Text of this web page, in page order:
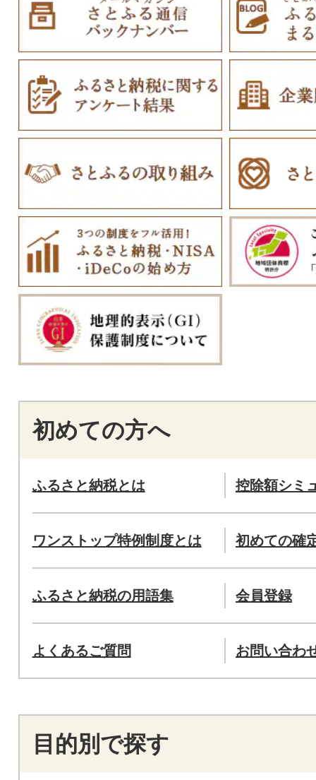
初めての方へ
ふるさと納税とは 控除額シミ
ワンストップ特例制度とは 初めての確
ふるさと納税の用語集 会員登録
よくあるご質問 お問い合わ
目的別で探す